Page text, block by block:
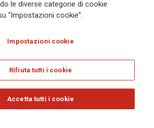
Policy Privacy & GDPR
le diverse categorie di cookie
“Impostazioni cookie”.
Impostazioni cookie
Rifiuta tutti i cookie
Accetta tutti i cookie